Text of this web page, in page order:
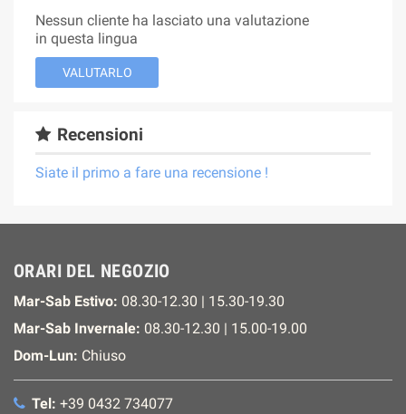
Nessun cliente ha lasciato una valutazione
in questa lingua
VALUTARLO
Recensioni
Siate il primo a fare una recensione !
ORARI DEL NEGOZIO
Mar-Sab Estivo: 08.30-12.30 | 15.30-19.30
Mar-Sab Invernale: 08.30-12.30 | 15.00-19.00
Dom-Lun: Chiuso
Tel: +39 0432 734077